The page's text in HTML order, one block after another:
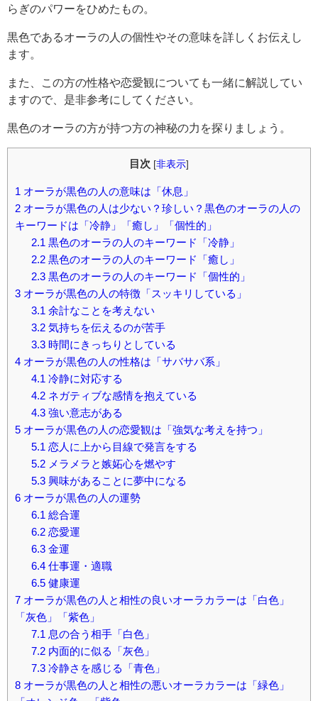
らぎのパワーをひめたもの。
黒色であるオーラの人の個性やその意味を詳しくお伝えし
ます。
また、この方の性格や恋愛観についても一緒に解説してい
ますので、是非参考にしてください。
黒色のオーラの方が持つ方の神秘の力を探りましょう。
目次 [非表示]
1 オーラが黒色の人の意味は「休息」
2 オーラが黒色の人は少ない？珍しい？黒色のオーラの人の
キーワードは「冷静」「癒し」「個性的」
2.1 黒色のオーラの人のキーワード「冷静」
2.2黒色のオーラの人のキーワード「癒し」
2.3黒色のオーラの人のキーワード「個性的」
3 オーラが黒色の人の特徴「スッキリしている」
3.1 余計なことを考えない
3.2気持ちを伝えるのが苦手
3.3時間にきっちりとしている
4 オーラが黒色の人の性格は「サバサバ系」
4.1 冷静に対応する
4.2ネガティブな感情を抱えている
4.3強い意志がある
5 オーラが黒色の人の恋愛観は「強気な考えを持つ」
5.1 恋人に上から目線で発言をする
5.2メラメラと嫉妬心を燃やす
5.3興味があることに夢中になる
6 オーラが黒色の人の運勢
6.1 総合運
6.2恋愛運
6.3金運
6.4仕事運・適職
6.5健康運
7 オーラが黒色の人と相性の良いオーラカラーは「白色」
「灰色」「紫色」
7.1 息の合う相手「白色」
7.2内面的に似る「灰色」
7.3冷静さを感じる「青色」
8 オーラが黒色の人と相性の悪いオーラカラーは「緑色」